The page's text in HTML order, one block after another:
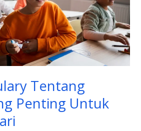
Tentang
Penting Untuk